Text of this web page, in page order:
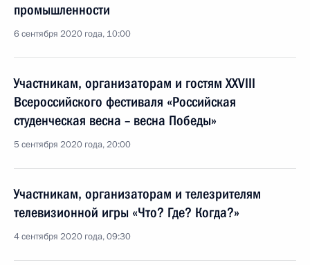
промышленности
6 сентября 2020 года, 10:00
Участникам, организаторам и гостям XXVIII
Всероссийского фестиваля «Российская
студенческая весна – весна Победы»
5 сентября 2020 года, 20:00
Участникам, организаторам и телезрителям
телевизионной игры «Что? Где? Когда?»
4 сентября 2020 года, 09:30